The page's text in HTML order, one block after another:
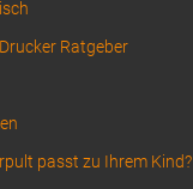
Ratgeber
passt zu Ihrem Kind?